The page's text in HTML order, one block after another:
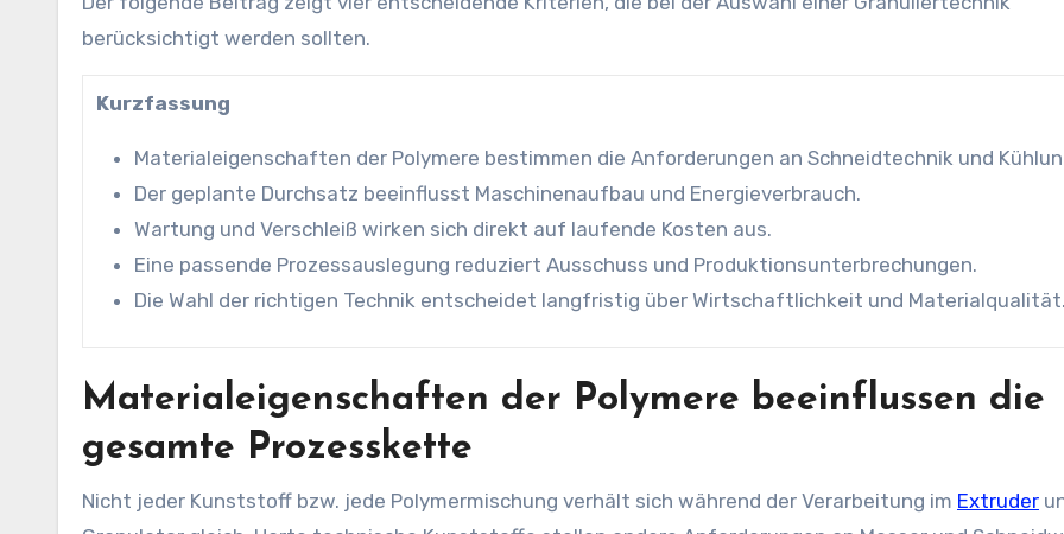
berücksichtigt werden sollten.
Kurzfassung
Materialeigenschaften der Polymere bestimmen die Anforderungen an Schneidtechnik und
Der geplante Durchsatz beeinflusst Maschinenaufbau und Energieverbrauch.
Wartung und Verschleiß wirken sich direkt auf laufende Kosten aus.
Eine passende Prozessauslegung reduziert Ausschuss und Produktionsunterbrechungen.
Die Wahl der richtigen Technik entscheidet langfristig über Wirtschaftlichkeit und Materialqualität.
Materialeigenschaften der Polymere beeinflussen die
gesamte Prozesskette
Nicht jeder Kunststoff bzw. jede Polymermischung verhält sich während der Verarbeitung im Extruder